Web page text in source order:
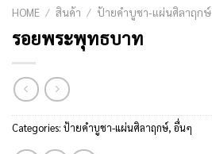
HOME / สินค้า / ป้ายคำบูชา-แผ่นศิลาฤกษ์
รอยพระพุทธบาท
Categories: ป้ายคำบูชา-แผ่นศิลาฤกษ์, อื่นๆ